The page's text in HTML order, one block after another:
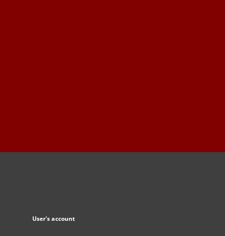
User's account